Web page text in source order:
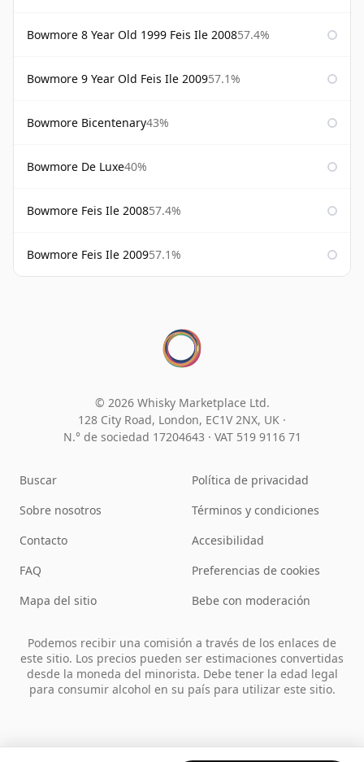
Bowmore 8 Year Old 1999 Feis Ile 200857.4%
Bowmore 9 Year Old Feis Ile 200957.1%
Bowmore Bicentenary43%
Bowmore De Luxe40%
Bowmore Feis Ile 200857.4%
Bowmore Feis Ile 200957.1%
© 2026 Whisky Marketplace Ltd.
128 City Road, London, EC1V 2NX, UK ·
N.° de sociedad 17204643 · VAT 519 9116 71
Buscar
Sobre nosotros
Contacto
FAQ
Mapa del sitio
Política de privacidad
Términos y condiciones
Accesibilidad
Preferencias de cookies
Bebe con moderación
Podemos recibir una comisión a través de los enlaces de
este sitio. Los precios pueden ser estimaciones convertidas
desde la moneda del minorista. Debe tener la edad legal
para consumir alcohol en su país para utilizar este sitio.